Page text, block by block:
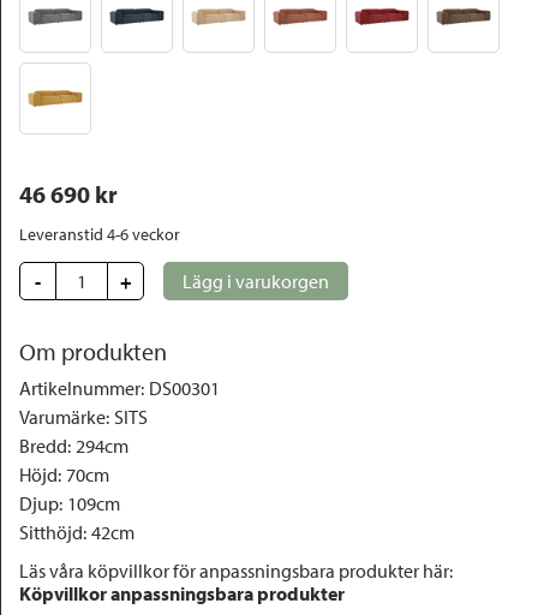
46 690 kr
Leveranstid 4-6 veckor
- + Lägg i varukorgen
Om produkten
Artikelnummer: DS00301
Varumärke: SITS
Bredd: 294cm
Höjd: 70cm
Djup: 109cm
Sitthöjd: 42cm
Läs våra köpvillkor för anpassningsbara produkter här:
Köpvillkor anpassningsbara produkter